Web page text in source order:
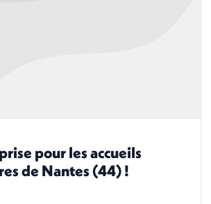
pour les accueils
de Nantes (44) !